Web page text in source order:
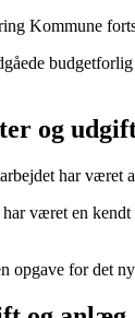
Kommune
og
har været
været en
opgave for det